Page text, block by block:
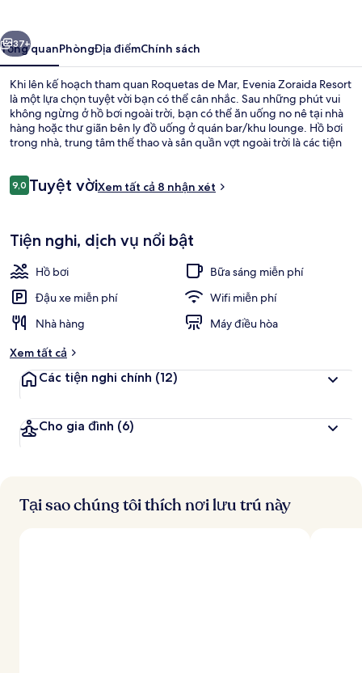
Tiếp
37+
Tổng quanPhòngĐịa điểmChính sách
Khi lên kế hoạch tham quan Roquetas de Mar, Evenia Zoraida Resort
là một lựa chọn tuyệt vời bạn có thể cân nhắc. Sau những phút vui
không ngừng ở hồ bơi ngoài trời, bạn có thể ăn uống no nê tại nhà
hàng hoặc thư giãn bên ly đồ uống ở quán bar/khu lounge. Hồ bơi
trong nhà, trung tâm thể thao và sân quần vợt ngoài trời là các tiện
Nhận
xét
9,09,0 trên 10,
Tuyệt vờiXem tất cả 8 nhận xét
Tiện nghi, dịch vụ nổi bật
Hồ bơi
Bữa sáng miễn phí
Đậu xe miễn phí
Wifi miễn phí
Nhà hàng
Máy điều hòa
Xem tất cả
Các tiện nghi chính (12)
Cho gia đình (6)
Tại sao chúng tôi thích nơi lưu trú này